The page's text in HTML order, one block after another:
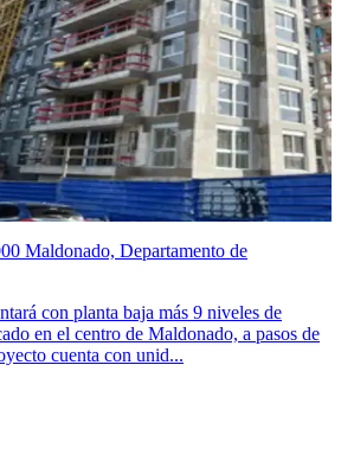
Maldonado, Departamento de
con planta baja más 9 niveles de
en el centro de Maldonado, a pasos de
cuenta con unid...